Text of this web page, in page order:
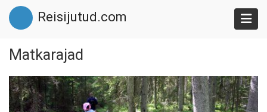
Skip
main
Reisijutud.com
Matkarajad